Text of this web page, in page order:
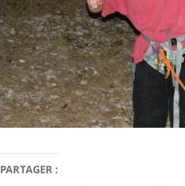
PARTAGER :